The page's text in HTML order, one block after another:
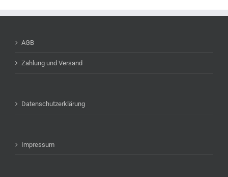
AGB
Zahlung und Versand
Datenschutzerklärung
Impressum